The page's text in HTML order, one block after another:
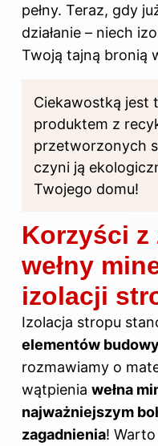
pełny. Teraz, gdy
działanie – niech
Twoją tajną bronią
Ciekawostką jest
produktem z
przetworzonych
czyni ją
Twojego domu!
Korzyści z
wełny
izolacji
Izolacja stropu
elementów
rozmawiamy o
wątpienia wełna
najważniejszym
zagadnienia!